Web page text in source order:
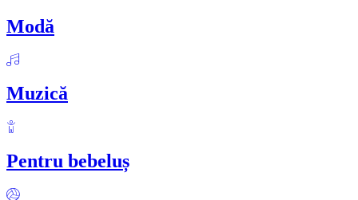
Modă
Muzică
Pentru bebeluș